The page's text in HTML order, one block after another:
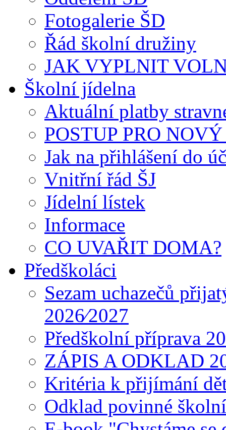
Fotogalerie ŠD
Řád školní družiny
JAK VYPLNIT
Školní jídelna
Aktuální platby
POSTUP PRO
Jak na přihlášení do
Vnitřní řád ŠJ
Jídelní lístek
Informace
CO UVAŘIT DOMA?
Předškoláci
Sezam uchazečů
2026⁄2027
Předškolní příprava
ZÁPIS A ODKLAD
Kritéria k přijímání
Odklad povinné